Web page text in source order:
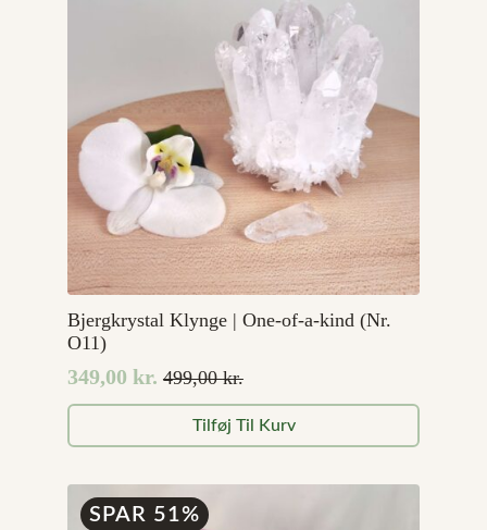
Bjergkrystal Klynge | One-of-a-kind (Nr.
O11)
499,00kr.
Den
oprindelige
pris
499,00 kr..
349,00 kr.
Den
aktuelle
pris
349,00 kr..
Tilføj Til Kurv
SPAR 51%